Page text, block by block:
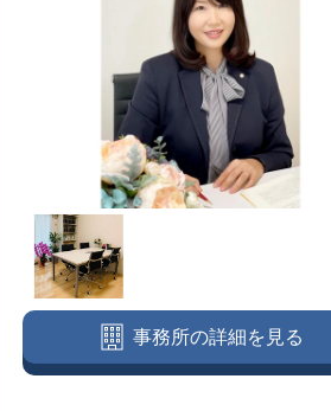
事務所の詳細を見る